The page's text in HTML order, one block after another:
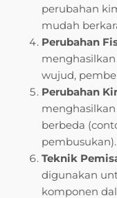
perubahan
mudah
Perubahan
wujud,
Perubahan
berbeda
pembusukan).
Teknik
digunakan
komponen